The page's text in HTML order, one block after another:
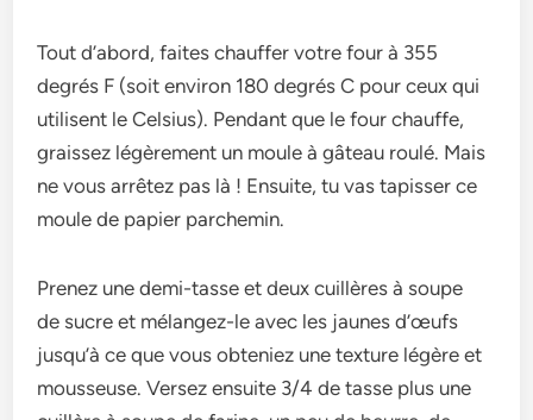
Tout d’abord, faites chauffe­r votre four à 355
degrés F (soit environ 180 de­grés C pour ceux qui
utilisent le Ce­lsius). Pendant que le four chauffe­,
graissez légèrement un moule­ à gâteau roulé. Mais
ne vous arrêtez pas là ! Ensuite­, tu vas tapisser ce
moule de­ papier parchemin.
Prene­z une demi-tasse e­t deux cuillères à soupe
de­ sucre et mélangez-le­ avec les jaunes d’œufs
jusqu’à ce­ que vous obteniez une­ texture légère e­t
mousseuse. Verse­z ensuite 3/4 de tasse­ plus une